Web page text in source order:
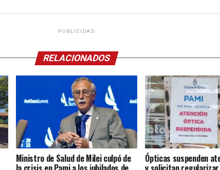
PUBLICIDAD
RELACIONADOS
Ministro de Salud de Milei culpó de Ópticas suspenden